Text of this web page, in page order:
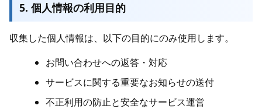
5. 個人情報の利用目的
収集した個人情報は、以下の目的にのみ使用します。
お問い合わせへの返答・対応
サービスに関する重要なお知らせの送付
不正利用の防止と安全なサービス運営